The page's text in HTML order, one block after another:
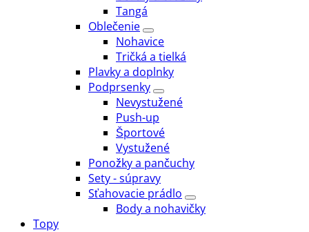
Tangá
Oblečenie
Nohavice
Tričká a tielká
Plavky a doplnky
Podprsenky
Nevystužené
Push-up
Športové
Vystužené
Ponožky a pančuchy
Sety - súpravy
Sťahovacie prádlo
Body a nohavičky
Topy